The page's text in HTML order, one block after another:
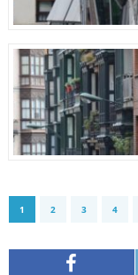
1 2 3 4